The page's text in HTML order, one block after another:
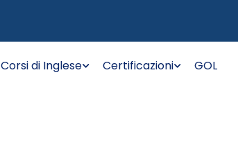
Corsi di Inglese Certificazioni GOL